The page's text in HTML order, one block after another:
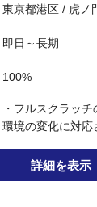
東京都港区 / 虎ノ
即日～長期
100%
・フルスクラッ
環境の変化に対応
新も並行して実施
・コンサルとして
詳細を表示